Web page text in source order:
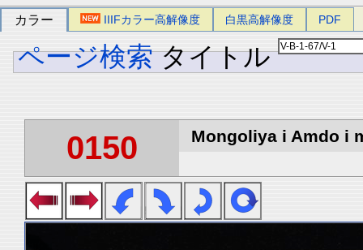
カラー IIIFカラー高解像度 白黒高解像度 PDF
ページ検索 タイトル
0150 Mongoliya i Amdo i